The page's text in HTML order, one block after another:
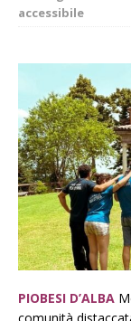
accessibile
PIOBESI D’ALBA